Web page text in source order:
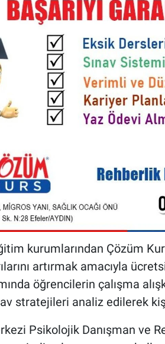
kurumlarından Çözüm
artırmak amacıyla
öğrencilerin çalışma
stratejileri analiz edilerek
Psikolojik Danışman ve